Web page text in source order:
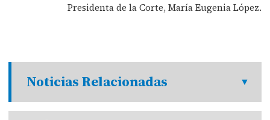
Presidenta de la Corte, María Eugenia López.
Noticias Relacionadas